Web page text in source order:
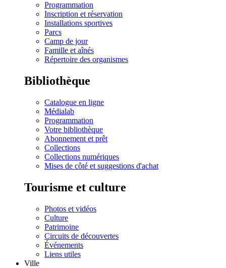
Programmation
Inscription et réservation
Installations sportives
Parcs
Camp de jour
Famille et aînés
Répertoire des organismes
Bibliothèque
Catalogue en ligne
Médialab
Programmation
Votre bibliothèque
Abonnement et prêt
Collections
Collections numériques
Mises de côté et suggestions d'achat
Tourisme et culture
Photos et vidéos
Culture
Patrimoine
Circuits de découvertes
Événements
Liens utiles
Ville